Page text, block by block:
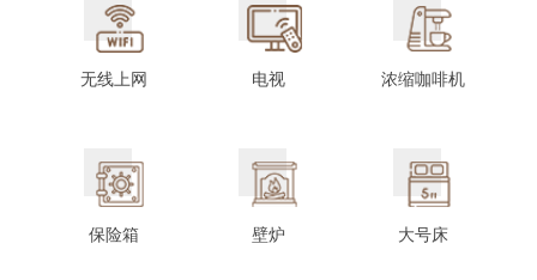
无线上网 电视 浓缩咖啡机
保险箱 壁炉 大号床